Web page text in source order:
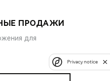
ПРОДАЖИ
для
Privacy notice